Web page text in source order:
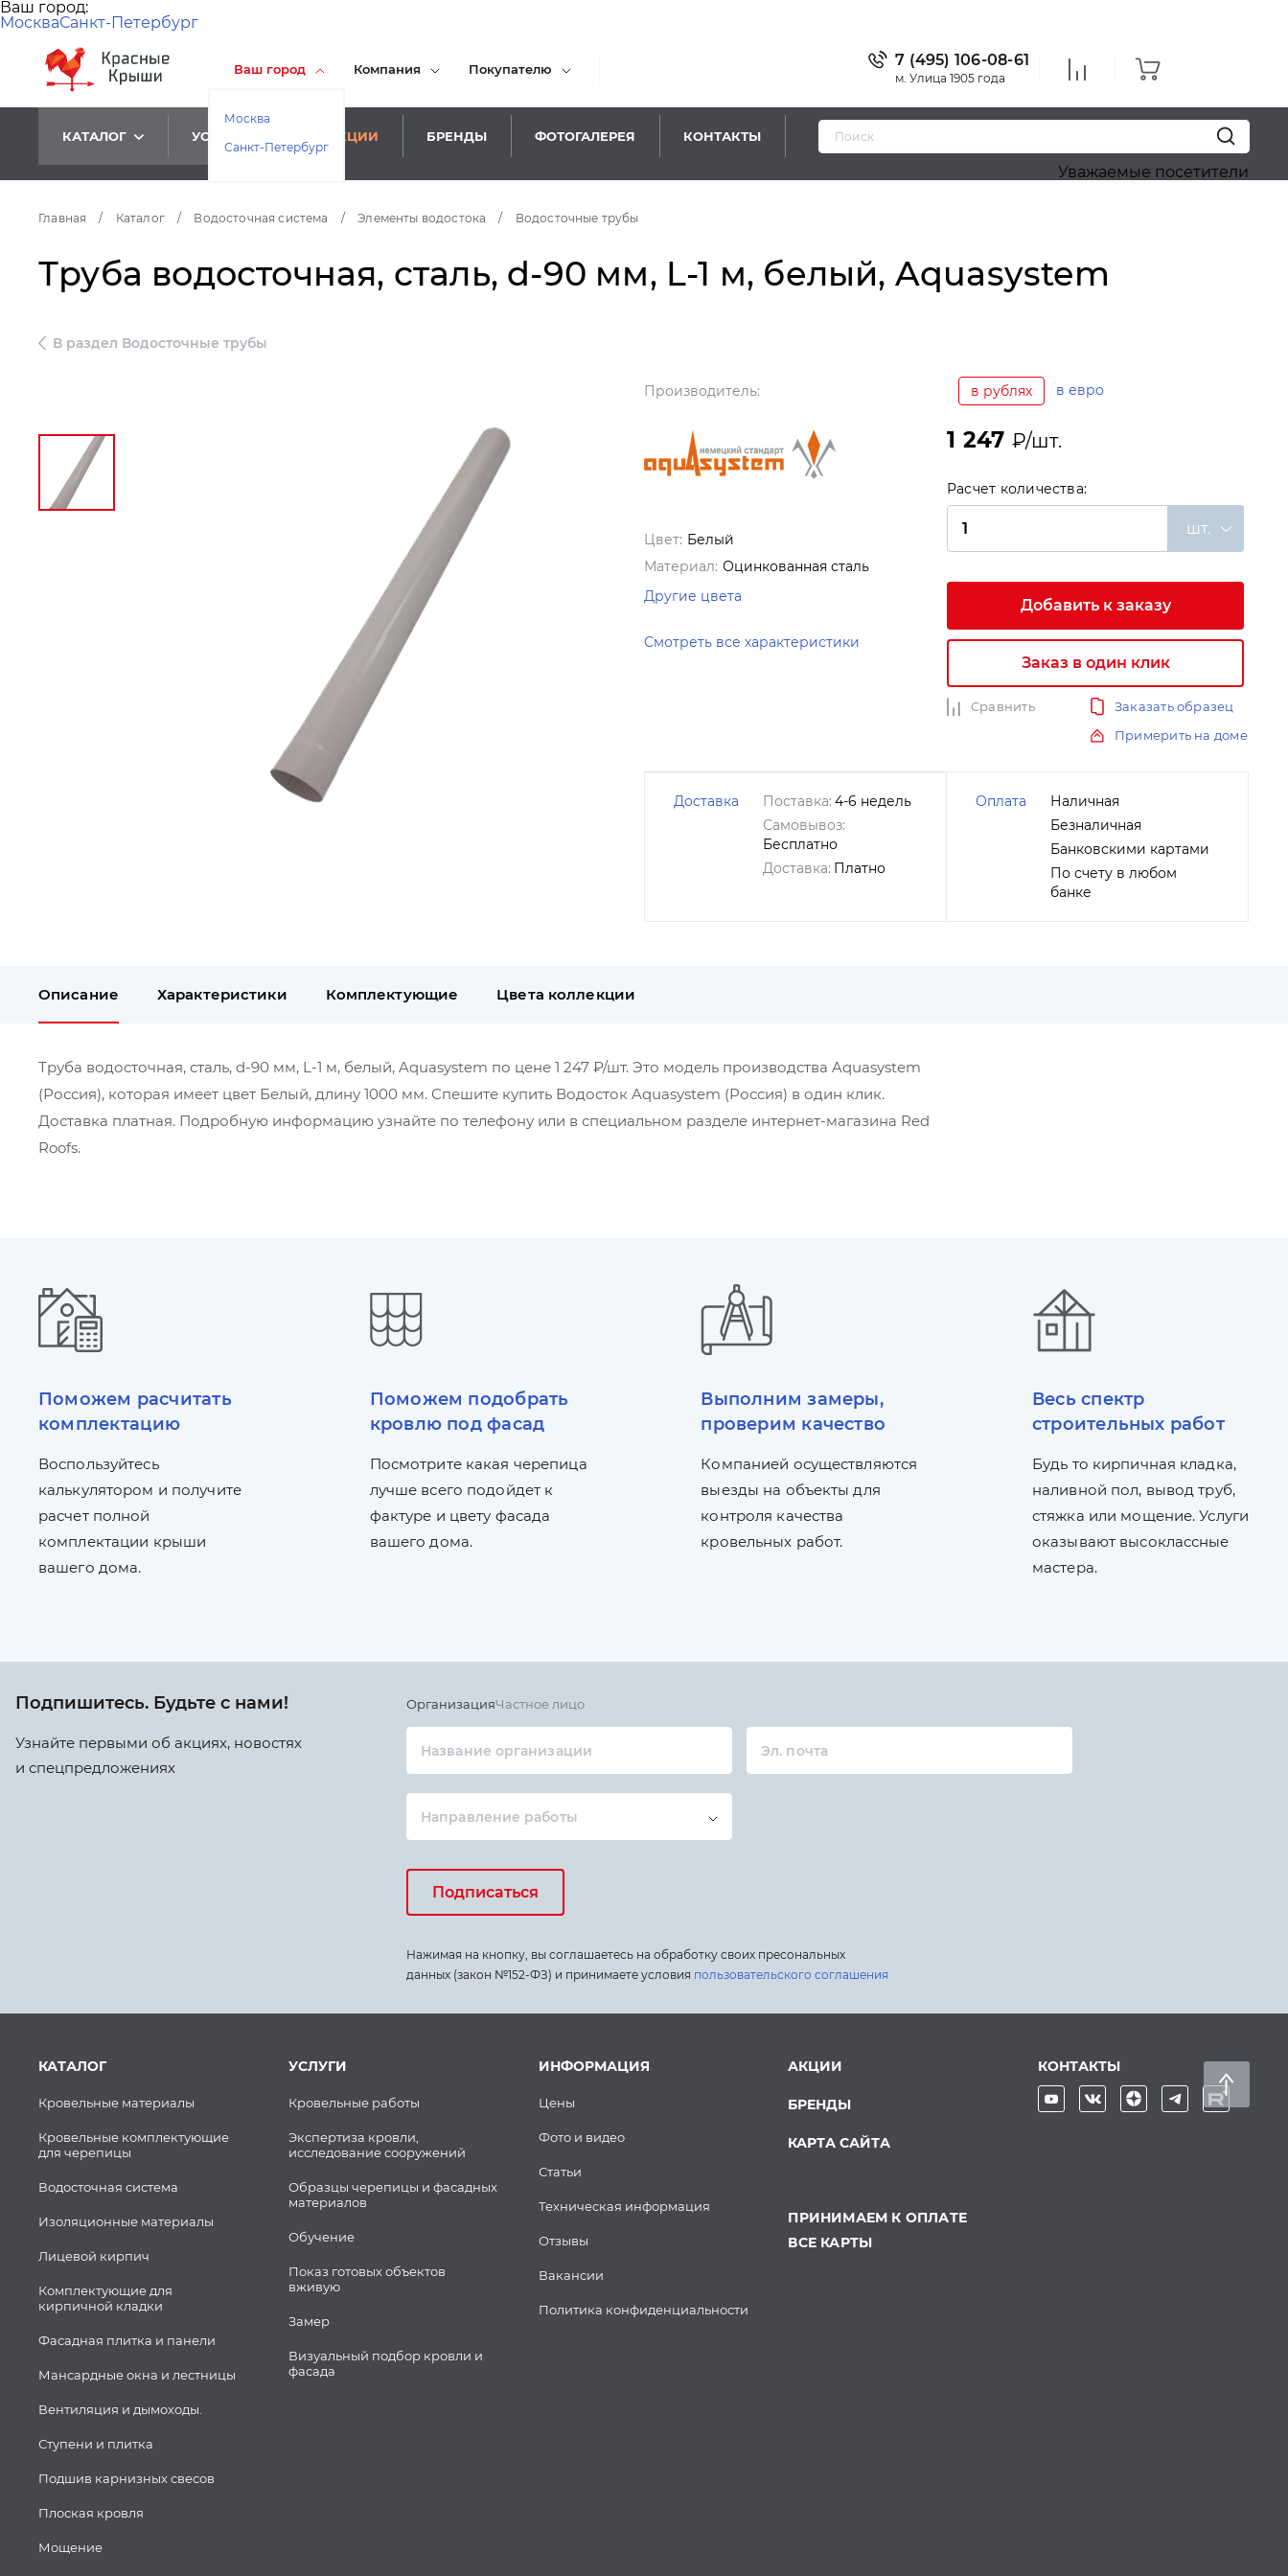
Ваш город:
МоскваСанкт-Петербург
Ваш город
Москва
Санкт-Петербург
Компания Покупателю
7 (495) 106-08-61
м. Улица 1905 года
КАТАЛОГ УСЛУГИ АКЦИИ БРЕНДЫ ФОТОГАЛЕРЕЯ КОНТАКТЫ
Уважаемые посетители! Приносим
Главная / Каталог / Водосточная система / Элементы водостока / Водосточные трубы
Труба водосточная, сталь, d-90 мм, L-1 м, белый, Aquasystem
В раздел Водосточные трубы
Производитель:
Цвет: Белый
Материал: Оцинкованная сталь
Другие цвета
Смотреть все характеристики
в рублях в евро
1 247 ₽/шт.
Расчет количества:
шт.
Добавить к заказу
Заказ в один клик
Сравнить
Заказать образец
Примерить на доме
Доставка Поставка: 4-6 недель
Самовывоз:
Бесплатно
Доставка: Платно
Оплата
Наличная
Безналичная
Банковскими картами
По счету в любом
банке
Описание Характеристики Комплектующие Цвета коллекции
Труба водосточная, сталь, d-90 мм, L-1 м, белый, Aquasystem по цене 1 247 ₽/шт. Это модель производства Aquasystem
(Россия), которая имеет цвет Белый, длину 1000 мм. Спешите купить Водосток Aquasystem (Россия) в один клик.
Доставка платная. Подробную информацию узнайте по телефону или в специальном разделе интернет-магазина Red
Roofs.
Поможем расчитать
комплектацию
Воспользуйтесь
калькулятором и получите
расчет полной
комплектации крыши
вашего дома.
Поможем подобрать
кровлю под фасад
Посмотрите какая черепица
лучше всего подойдет к
фактуре и цвету фасада
вашего дома.
Выполним замеры,
проверим качество
Компанией осуществляются
выезды на объекты для
контроля качества
кровельных работ.
Весь спектр
строительных работ
Будь то кирпичная кладка,
наливной пол, вывод труб,
стяжка или мощение. Услуги
оказывают высоклассные
мастера.
Подпишитесь. Будьте с нами!
Узнайте первыми об акциях, новостях
и спецпредложениях
ОрганизацияЧастное лицо
Название организации Эл. почта
Направление работы
Подписаться
Нажимая на кнопку, вы соглашаетесь на обработку своих пресональных
данных (закон №152-ФЗ) и принимаете условия пользовательского соглашения
КАТАЛОГ
Кровельные материалы
Кровельные комплектующие
для черепицы
Водосточная система
Изоляционные материалы
Лицевой кирпич
Комплектующие для
кирпичной кладки
Фасадная плитка и панели
Мансардные окна и лестницы
Вентиляция и дымоходы.
Ступени и плитка
Подшив карнизных свесов
Плоская кровля
Мощение
УСЛУГИ
Кровельные работы
Экспертиза кровли,
исследование сооружений
Образцы черепицы и фасадных
материалов
Обучение
Показ готовых объектов
вживую
Замер
Визуальный подбор кровли и
фасада
ИНФОРМАЦИЯ
Цены
Фото и видео
Статьи
Техническая информация
Отзывы
Вакансии
Политика конфиденциальности
АКЦИИ
БРЕНДЫ
КАРТА САЙТА
ПРИНИМАЕМ К ОПЛАТЕ
ВСЕ КАРТЫ
КОНТАКТЫ